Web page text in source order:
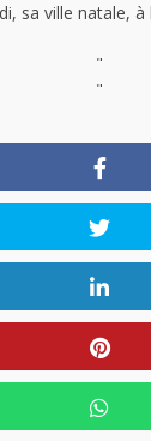
sa ville natale, à
"
"